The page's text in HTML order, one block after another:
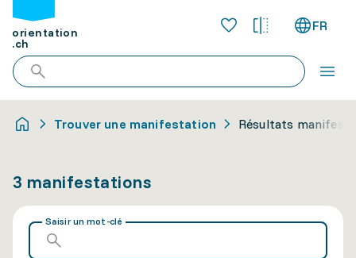
orientation
.ch
FR
Trouver une manifestation Résultats
3 manifestations
Saisir un mot-clé